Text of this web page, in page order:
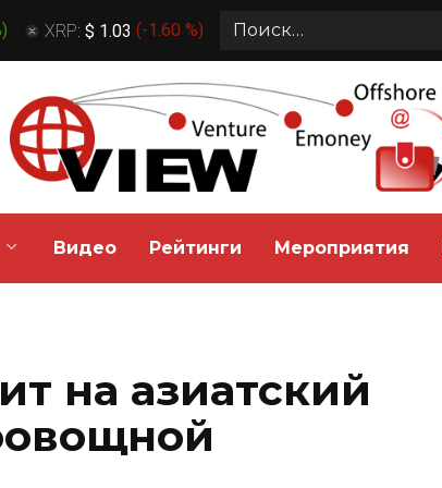
) XRP: $ 1.03 (-1.60 %)
Search
Видео Рейтинги Мероприятия
на азиатский